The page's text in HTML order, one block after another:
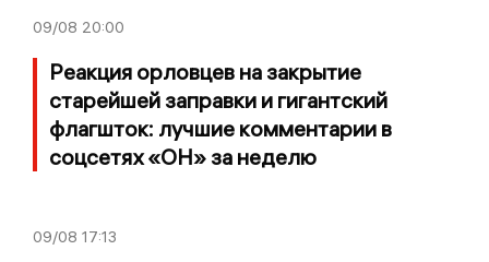
09/08 20:00
Реакция орловцев на закрытие
старейшей заправки и гигантский
флагшток: лучшие комментарии в
соцсетях «ОН» за неделю
09/08 17:13